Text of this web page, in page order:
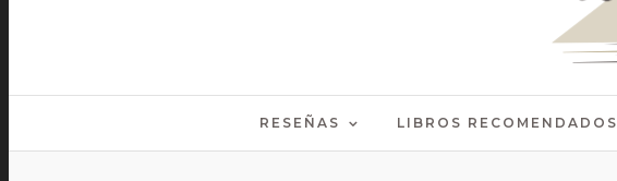
RESEÑAS LIBROS RECOMENDADOS